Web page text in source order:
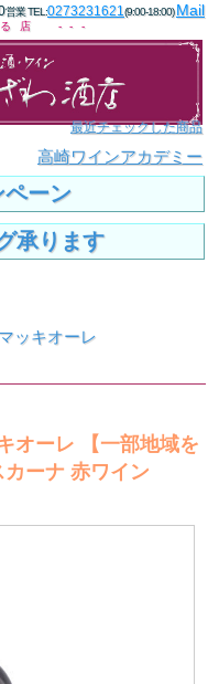
営業 TEL:0273231621(9:00-18:00)Mail
る店 ---
最近チェックした商品
高崎ワインアカデミー
ペーン
承ります
マッキオーレ
オーレ 【一部地域を
ーナ 赤ワイン